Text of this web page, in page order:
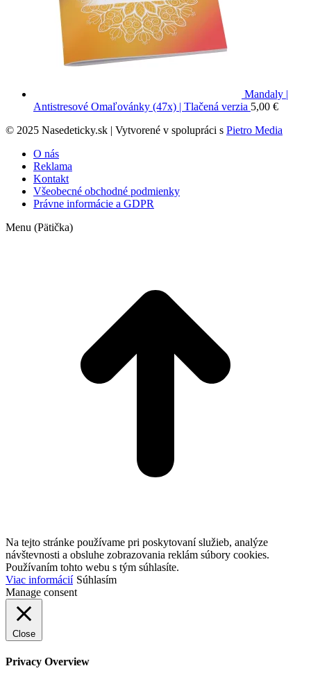
Mandaly |
Antistresové Omaľovánky (47x) | Tlačená verzia 5,00 €
© 2025 Nasedeticky.sk | Vytvorené v spolupráci s Pietro Media
O nás
Reklama
Kontakt
Všeobecné obchodné podmienky
Právne informácie a GDPR
Menu (Pätička)
Na tejto stránke používame pri poskytovaní služieb, analýze
návštevnosti a obsluhe zobrazovania reklám súbory cookies.
Používaním tohto webu s tým súhlasíte.
Viac informácií Súhlasím
Manage consent
Close
Privacy Overview